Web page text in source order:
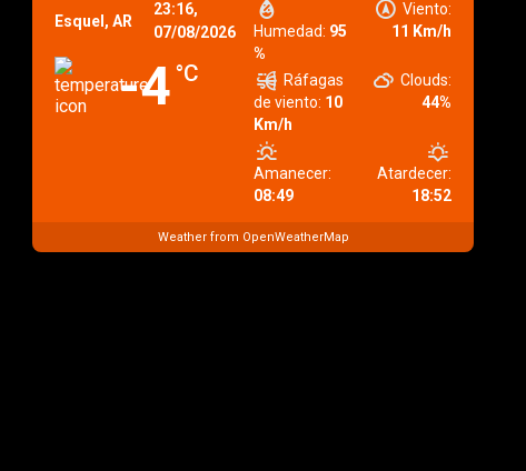
Esquel, AR
23:16,
07/08/2026
-4 °C
Humedad: 95
%
Viento:
11 Km/h
Ráfagas
de viento: 10
Km/h
Clouds:
44%
Amanecer:
08:49
Atardecer:
18:52
Weather from OpenWeatherMap